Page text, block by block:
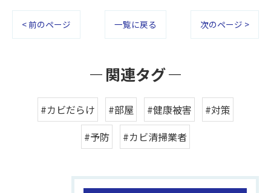
< 前のページ 一覧に戻る 次のページ >
関連タグ
#カビだらけ #部屋 #健康被害
#対策
#予防
#カビ清掃業者